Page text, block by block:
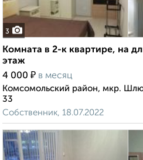
3
Комната в 2-к квартире, на
этаж
4 000 ₽ в месяц
Комсомольский район, мкр.
33
Собственник, 18.07.2022